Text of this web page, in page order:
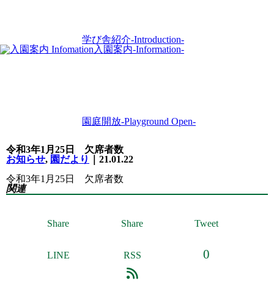
学び舎紹介-Introduction-
入園案内-Information-
園庭開放-Playground Open-
令和3年1月25日 欠席者数
お知らせ, 園だより
｜21.01.22
令和3年1月25日 欠席者数
関連
Share Share Tweet
LINE RSS 0